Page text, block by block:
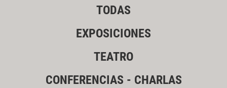
TODAS
EXPOSICIONES
TEATRO
CONFERENCIAS - CHARLAS